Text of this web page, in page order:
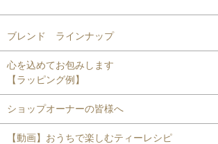
ブレンド ラインナップ
心を込めてお包みします
【ラッピング例】
ショップオーナーの皆様へ
【動画】おうちで楽しむティーレシピ